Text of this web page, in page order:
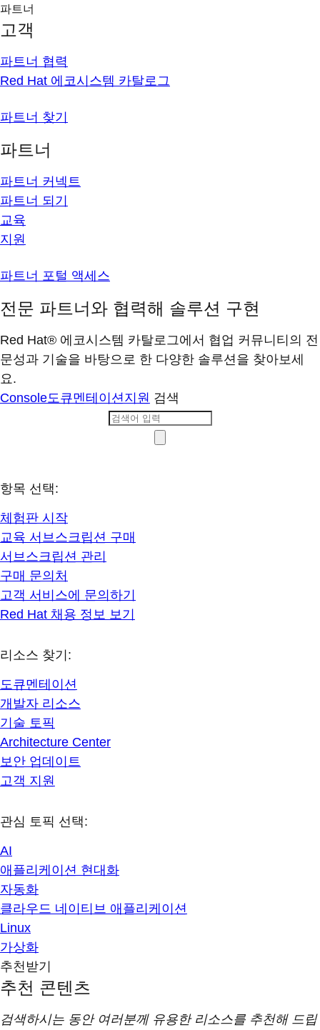
파트너
고객
파트너 협력
Red Hat 에코시스템 카탈로그
파트너 찾기
파트너
파트너 커넥트
파트너 되기
교육
지원
파트너 포털 액세스
전문 파트너와 협력해 솔루션 구현
Red Hat® 에코시스템 카탈로그에서 협업 커뮤니티의 전
문성과 기술을 바탕으로 한 다양한 솔루션을 찾아보세
요.
Console도큐멘테이션지원 검색
항목 선택:
체험판 시작
교육 서브스크립션 구매
서브스크립션 관리
구매 문의처
고객 서비스에 문의하기
Red Hat 채용 정보 보기
리소스 찾기:
도큐멘테이션
개발자 리소스
기술 토픽
Architecture Center
보안 업데이트
고객 지원
관심 토픽 선택:
AI
애플리케이션 현대화
자동화
클라우드 네이티브 애플리케이션
Linux
가상화
추천받기
추천 콘텐츠
검색하시는 동안 여러분께 유용한 리소스를 추천해 드립